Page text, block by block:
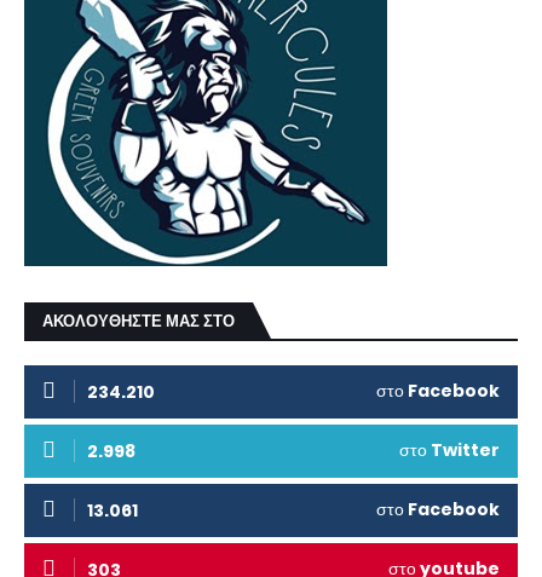
ΑΚΟΛΟΥΘΗΣΤΕ ΜΑΣ ΣΤΟ
234.210 στο Facebook
2.998 στο Twitter
13.061 στο Facebook
303 στοyoutube